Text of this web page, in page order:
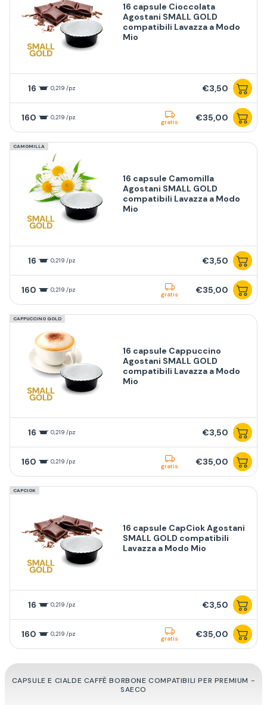
16 capsule Cioccolata
Agostani SMALL GOLD
compatibili Lavazza a Modo
Mio
16 0,219 /pz €3,50
160 0,219 /pz
gratis €35,00
CAMOMILLA
16 capsule Camomilla
Agostani SMALL GOLD
compatibili Lavazza a Modo
Mio
16 0,219 /pz €3,50
160 0,219 /pz
gratis €35,00
CAPPUCCINO GOLD
16 capsule Cappuccino
Agostani SMALL GOLD
compatibili Lavazza a Modo
Mio
16 0,219 /pz €3,50
160 0,219 /pz
gratis €35,00
CAPCIOK
16 capsule CapCiok Agostani
SMALL GOLD compatibili
Lavazza a Modo Mio
16 0,219 /pz €3,50
160 0,219 /pz
gratis €35,00
CAPSULE E CIALDE CAFFÈ BORBONE COMPATIBILI PER PREMIUM -
SAECO